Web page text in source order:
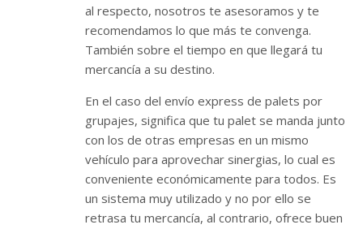
al respecto, nosotros te asesoramos y te
recomendamos lo que más te convenga.
También sobre el tiempo en que llegará tu
mercancía a su destino.
En el caso del envío express de palets por
grupajes, significa que tu palet se manda junto
con los de otras empresas en un mismo
vehículo para aprovechar sinergias, lo cual es
conveniente económicamente para todos. Es
un sistema muy utilizado y no por ello se
retrasa tu mercancía, al contrario, ofrece buen